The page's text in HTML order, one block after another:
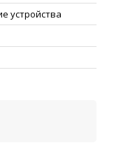
устройства